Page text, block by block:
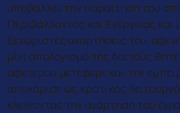
υποβάλλει την παραίτηση του
Περιβάλλοντος και Ενέργειας και
ξεχωριστές αναρτήσεις του,
μίνι απολογισμό της διετούς
αφετέρου μετέφερε και την
αποκόμισε ως κρατικός
κλείνοντας την ανάρτηση του